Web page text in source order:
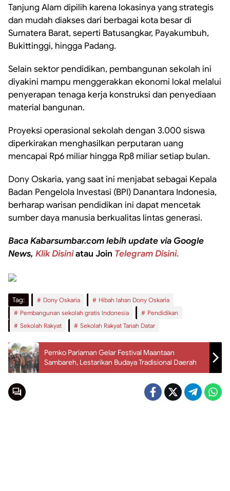
Tanjung Alam dipilih karena lokasinya yang strategis
dan mudah diakses dari berbagai kota besar di
Sumatera Barat, seperti Batusangkar, Payakumbuh,
Bukittinggi, hingga Padang.
Selain sektor pendidikan, pembangunan sekolah ini
diyakini mampu menggerakkan ekonomi lokal melalui
penyerapan tenaga kerja konstruksi dan penyediaan
material bangunan.
Proyeksi operasional sekolah dengan 3.000 siswa
diperkirakan menghasilkan perputaran uang
mencapai Rp6 miliar hingga Rp8 miliar setiap bulan.
Dony Oskaria, yang saat ini menjabat sebagai Kepala
Badan Pengelola Investasi (BPI) Danantara Indonesia,
berharap warisan pendidikan ini dapat mencetak
sumber daya manusia berkualitas lintas generasi.
Baca Kabarsumbar.com lebih update via Google
News, Klik Disiniatau Join Telegram Disini.
Tag: Dony Oskaria
Hibah lahan Dony Oskaria
Pembangunan sekolah gratis Indonesia
Pendidikan
Sekolah Rakyat
Sekolah Rakyat Tanah Datar
Pemko Pariaman Gelar Festival Maantaan
Sambareh, Lestarikan Budaya Tradisional Daerah